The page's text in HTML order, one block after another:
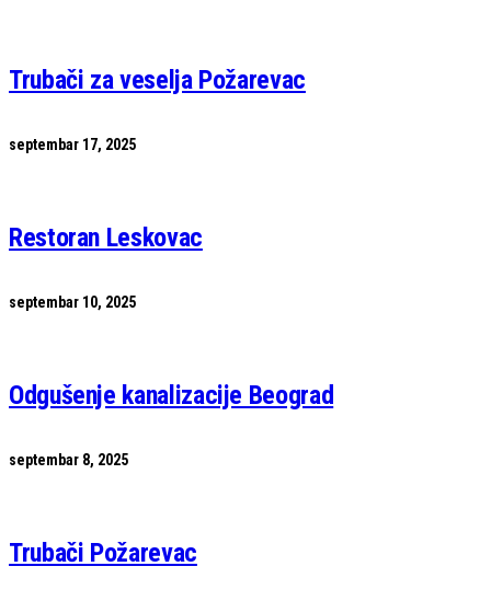
Trubači za veselja Požarevac
septembar 17, 2025
Restoran Leskovac
septembar 10, 2025
Odgušenje kanalizacije Beograd
septembar 8, 2025
Trubači Požarevac